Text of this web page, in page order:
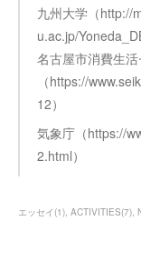
九州大学（http://
u.ac.jp/
名古屋市消費生
（https://
12）
気象庁（https://
2.html）
エッセイ (1) ACTIVITIES(7)